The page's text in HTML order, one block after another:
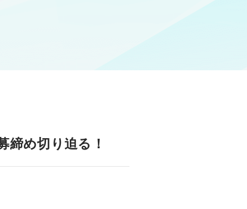
万一、ガス管を破損したときは
締め切り迫る！